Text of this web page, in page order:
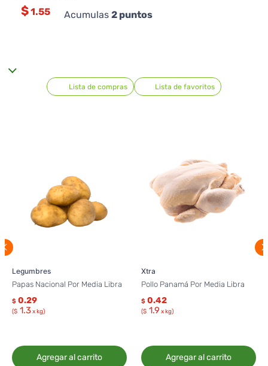
$1.55 Acumulas 2puntos
Lista de compras Lista de favoritos
Legumbres
Papas Nacional Por Media Libra
$ 0.29
($ 1.3x kg)
Agregar al carrito
Xtra
Pollo Panamá Por Media Libra
$ 0.42
($ 1.9 x kg)
Agregar al carrito